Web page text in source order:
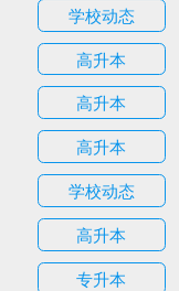
学校动态
高升本
高升本
高升本
学校动态
高升本
专升本